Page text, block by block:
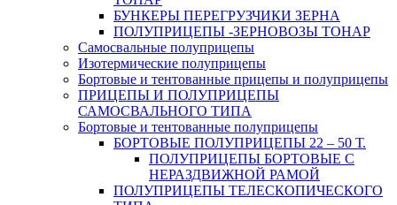
БУНКЕРЫ ПЕРЕГРУЗЧИКИ ЗЕРНА
ПОЛУПРИЦЕПЫ -ЗЕРНОВОЗЫ ТОНАР
Самосвальные полуприцепы
Изотермические полуприцепы
Бортовые и тентованные прицепы и полуприцепы
ПРИЦЕПЫ И ПОЛУПРИЦЕПЫ
САМОСВАЛЬНОГО ТИПА
Бортовые и тентованные полуприцепы
БОРТОВЫЕ ПОЛУПРИЦЕПЫ 22 – 50 Т.
ПОЛУПРИЦЕПЫ БОРТОВЫЕ С
НЕРАЗДВИЖНОЙ РАМОЙ
ПОЛУПРИЦЕПЫ ТЕЛЕСКОПИЧЕСКОГО